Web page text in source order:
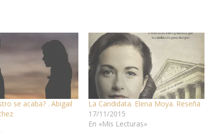
se acaba? . Abigail
La Candidata. Elena Moya. Reseña
17/11/2015
En «Mis Lecturas»